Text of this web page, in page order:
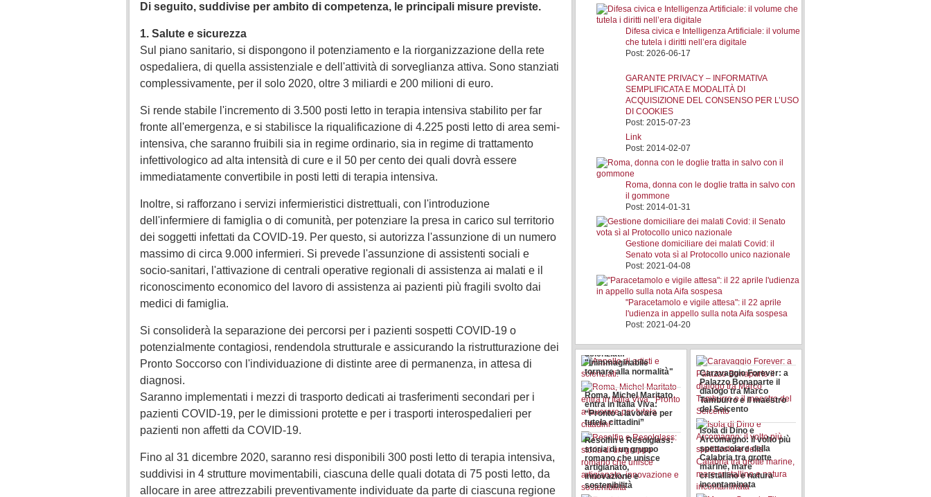
Di seguito, suddivise per ambito di competenza, le principali misure previste.
1. Salute e sicurezza
Sul piano sanitario, si dispongono il potenziamento e la riorganizzazione della rete
ospedaliera, di quella assistenziale e dell'attività di sorveglianza attiva. Sono stanziati
complessivamente, per il solo 2020, oltre 3 miliardi e 200 milioni di euro.
Si rende stabile l'incremento di 3.500 posti letto in terapia intensiva stabilito per far
fronte all'emergenza, e si stabilisce la riqualificazione di 4.225 posti letto di area semi-
intensiva, che saranno fruibili sia in regime ordinario, sia in regime di trattamento
infettivologico ad alta intensità di cure e il 50 per cento dei quali dovrà essere
immediatamente convertibile in posti letti di terapia intensiva.
Inoltre, si rafforzano i servizi infermieristici distrettuali, con l'introduzione
dell'infermiere di famiglia o di comunità, per potenziare la presa in carico sul territorio
dei soggetti infettati da COVID-19. Per questo, si autorizza l'assunzione di un numero
massimo di circa 9.000 infermieri. Si prevede l'assunzione di assistenti sociali e
socio-sanitari, l'attivazione di centrali operative regionali di assistenza ai malati e il
riconoscimento economico del lavoro di assistenza ai pazienti più fragili svolto dai
medici di famiglia.
Si consoliderà la separazione dei percorsi per i pazienti sospetti COVID-19 o
potenzialmente contagiosi, rendendola strutturale e assicurando la ristrutturazione dei
Pronto Soccorso con l'individuazione di distinte aree di permanenza, in attesa di
diagnosi.
Saranno implementati i mezzi di trasporto dedicati ai trasferimenti secondari per i
pazienti COVID-19, per le dimissioni protette e per i trasporti interospedalieri per
pazienti non affetti da COVID-19.
Fino al 31 dicembre 2020, saranno resi disponibili 300 posti letto di terapia intensiva,
suddivisi in 4 strutture movimentabili, ciascuna delle quali dotata di 75 posti letto, da
allocare in aree attrezzabili preventivamente individuate da parte di ciascuna regione
Difesa civica e Intelligenza Artificiale: il volume
che tutela i diritti nell’era digitale
Post: 2026-06-17
GARANTE PRIVACY – INFORMATIVA
SEMPLIFICATA E MODALITÀ DI
ACQUISIZIONE DEL CONSENSO PER L’USO
DI COOKIES
Post: 2015-07-23
Link
Post: 2014-02-07
Roma, donna con le doglie tratta in salvo con
il gommone
Post: 2014-01-31
Gestione domiciliare dei malati Covid: il
Senato vota sì al Protocollo unico nazionale
Post: 2021-04-08
"Paracetamolo e vigile attesa": il 22 aprile
l'udienza in appello sulla nota Aifa sospesa
Post: 2021-04-20
Appello di artisti e
scienziati:
"Inimmaginabile
tornare alla normalità"
Roma, Michel Maritato
entra in Italia Viva:
“Pronto a lavorare per
tutela cittadini”
Resolfin e Resolglass:
storia di un gruppo
romano che unisce
artigianato,
innovazione e
sostenibilità
Caravaggio Forever: a
Palazzo Bonaparte il
dialogo tra Marco
Tamburro e il maestro
del Seicento
Isola di Dino e
Arcomagno: il volto più
spettacolare della
Calabria tra grotte
marine, mare
cristallino e natura
incontaminata